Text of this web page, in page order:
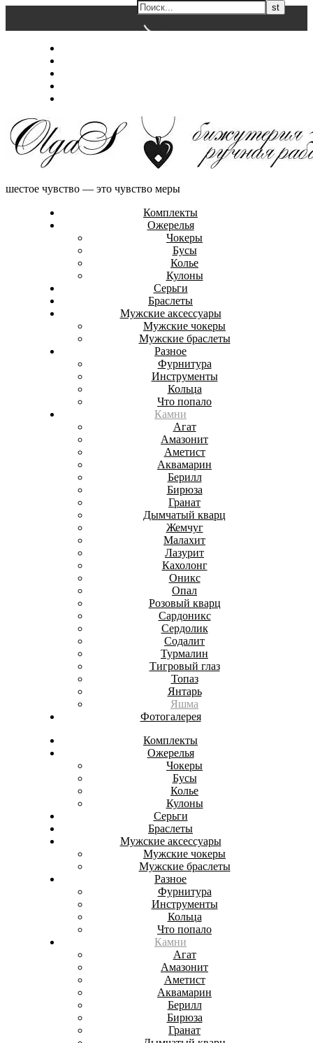
содержимому
шестое чувство — это чувство меры
Комплекты
Ожерелья
Чокеры
Бусы
Колье
Кулоны
Серьги
Браслеты
Мужские аксессуары
Мужские чокеры
Мужские браслеты
Разное
Фурнитура
Инструменты
Кольца
Что попало
Камни
Агат
Амазонит
Аметист
Аквамарин
Берилл
Бирюза
Гранат
Дымчатый кварц
Жемчуг
Малахит
Лазурит
Кахолонг
Оникс
Опал
Розовый кварц
Сардоникс
Сердолик
Содалит
Турмалин
Тигровый глаз
Топаз
Янтарь
Яшма
Фотогалерея
Комплекты
Ожерелья
Чокеры
Бусы
Колье
Кулоны
Серьги
Браслеты
Мужские аксессуары
Мужские чокеры
Мужские браслеты
Разное
Фурнитура
Инструменты
Кольца
Что попало
Камни
Агат
Амазонит
Аметист
Аквамарин
Берилл
Бирюза
Гранат